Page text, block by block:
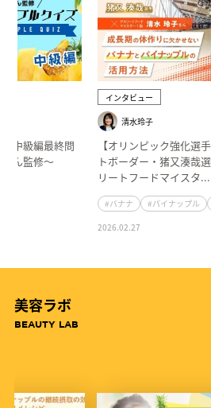
中級編最終問
ん監修〜
インタビュー
清水玲子
【オリンピック強化選
トボーダー・猪又湊哉
リートフードマイスタ...
#バナナ #パイナップル
2026.02.27
美容ラボ
BEAUTY LAB